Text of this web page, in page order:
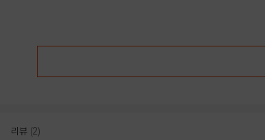
리뷰 (2)